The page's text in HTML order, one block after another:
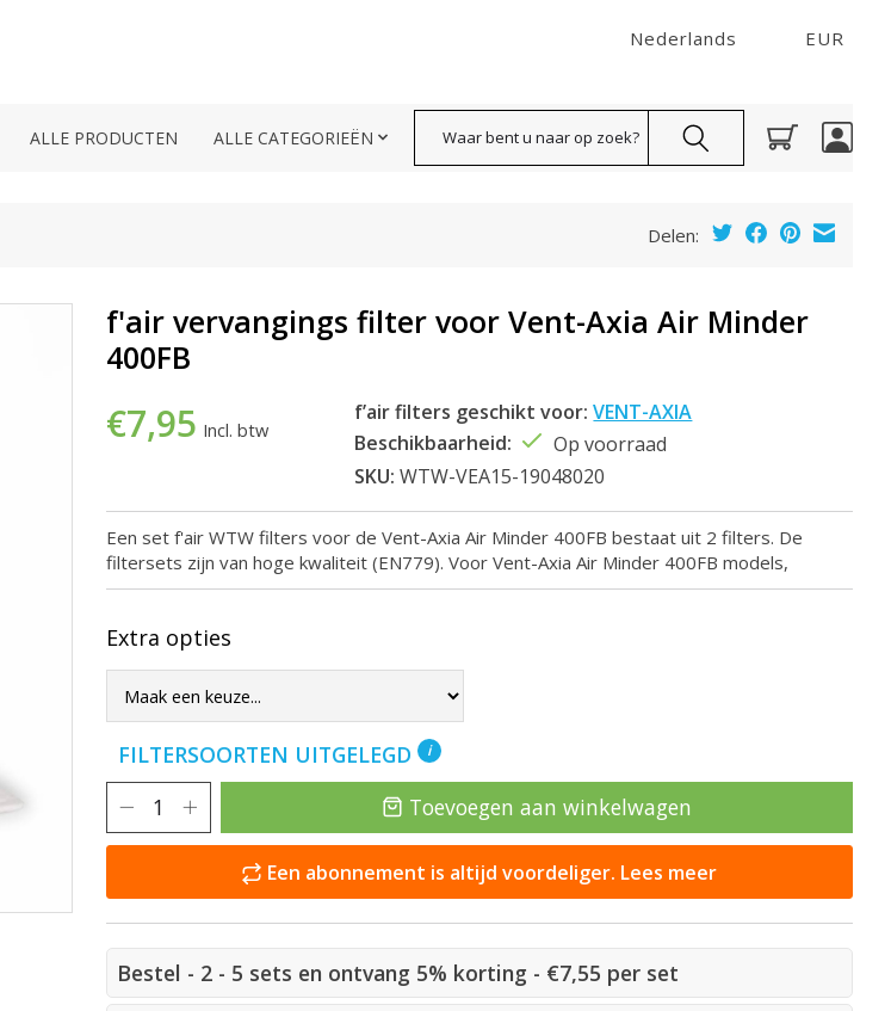
Nederlands EUR
ALLE PRODUCTEN ALLE CATEGORIEËN
Delen:
f'air vervangings filter voor Vent-Axia Air Minder
400FB
€7,95 Incl. btw
f’air filters geschikt voor: VENT-AXIA
Beschikbaarheid:
Op voorraad
SKU: WTW-VEA15-19048020
Een set f'air WTW filters voor de Vent-Axia Air Minder 400FB bestaat uit 2 filters. De
filtersets zijn van hoge kwaliteit (EN779). Voor Vent-Axia Air Minder 400FB models,
Extra opties
FILTERSOORTEN UITGELEGD i
Toevoegen aan winkelwagen
Een abonnement is altijd voordeliger. Lees meer
Bestel - 2 - 5 sets en ontvang 5% korting - €7,55 per set